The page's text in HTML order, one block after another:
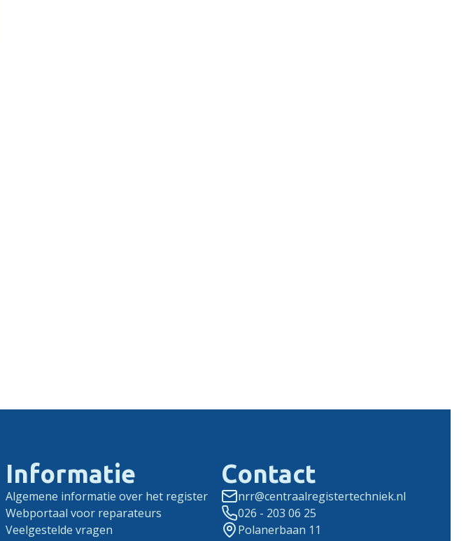
Informatie
Algemene informatie over het register
Webportaal voor reparateurs
Veelgestelde vragen
Contact
nrr@centraalregistertechniek.nl
026 - 203 06 25
Polanerbaan 11